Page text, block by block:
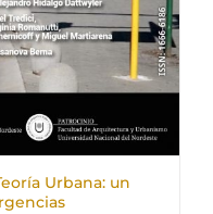
Urbana: un